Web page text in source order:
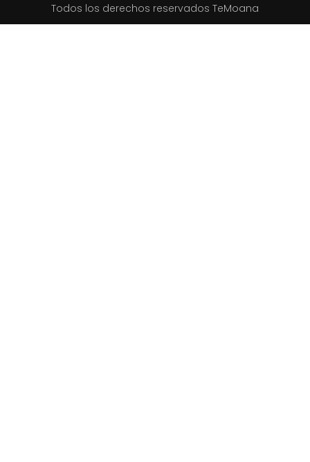
Todos los derechos reservados TeMoana